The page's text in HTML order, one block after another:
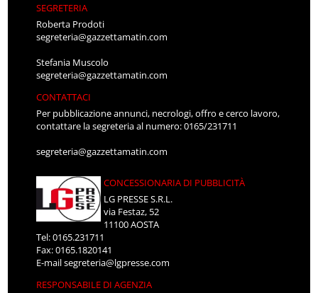
SEGRETERIA
Roberta Prodoti
segreteria@gazzettamatin.com
Stefania Muscolo
segreteria@gazzettamatin.com
CONTATTACI
Per pubblicazione annunci, necrologi, offro e cerco lavoro,
contattare la segreteria al numero: 0165/231711
segreteria@gazzettamatin.com
CONCESSIONARIA DI PUBBLICITÀ
LG PRESSE S.R.L.
via Festaz, 52
11100 AOSTA
Tel: 0165.231711
Fax: 0165.1820141
E-mailsegreteria@lgpresse.com
RESPONSABILE DI AGENZIA